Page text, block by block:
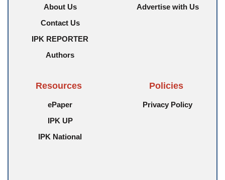
About Us
Contact Us
IPK REPORTER
Authors
Advertise with Us
Resources
ePaper
IPK UP
IPK National
Policies
Privacy Policy